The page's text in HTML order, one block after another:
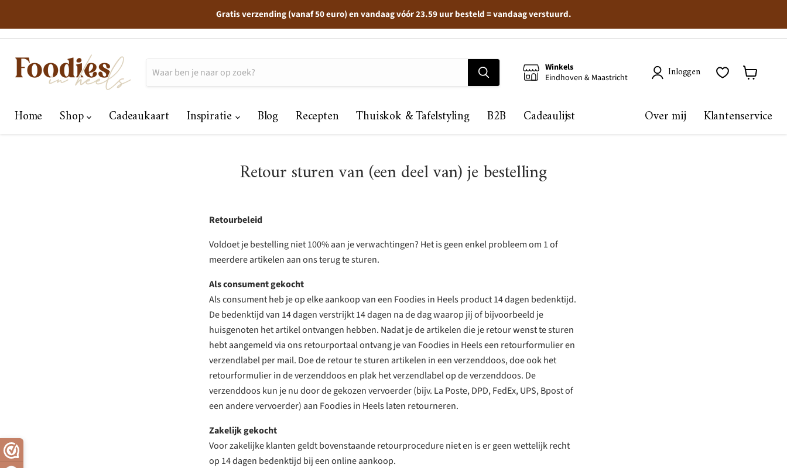
Gratis verzending (vanaf 50 euro) en vandaag vóór 23.59 uur besteld = vandaag verstuurd.
Winkels
Eindhoven & Maastricht
Inloggen
Home Shop Cadeaukaart Inspiratie Blog Recepten Thuiskok & Tafelstyling B2B Cadeaulijst Over mij Klantenservice
Retour sturen van (een deel van) je bestelling
Retourbeleid
Voldoet je bestelling niet 100% aan je verwachtingen? Het is geen enkel probleem om 1 of
meerdere artikelen aan ons terug te sturen.
Als consument gekocht
Als consument heb je op elke aankoop van een Foodies in Heels product 14 dagen bedenktijd.
De bedenktijd van 14 dagen verstrijkt 14 dagen na de dag waarop jij of bijvoorbeeld je
huisgenoten het artikel ontvangen hebben. Nadat je de artikelen die je retour wenst te sturen
hebt aangemeld via ons retourportaal ontvang je van Foodies in Heels een retourformulier en
verzendlabel per mail. Doe de retour te sturen artikelen in een verzenddoos, doe ook het
retourformulier in de verzenddoos en plak het verzendlabel op de verzenddoos. De
verzenddoos kun je nu door de gekozen vervoerder (bijv. La Poste, DPD, FedEx, UPS, Bpost of
een andere vervoerder) aan Foodies in Heels laten retourneren.
Zakelijk gekocht
Voor zakelijke klanten geldt bovenstaande retourprocedure niet en is er geen wettelijk recht
op 14 dagen bedenktijd bij een online aankoop.